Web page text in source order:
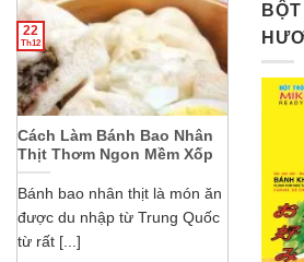
Cách Làm Bánh Bao Nhân
Thịt Thơm Ngon Mềm Xốp
Bánh bao nhân thịt là món ăn
được du nhập từ Trung Quốc
từ rất [...]
22
Th12